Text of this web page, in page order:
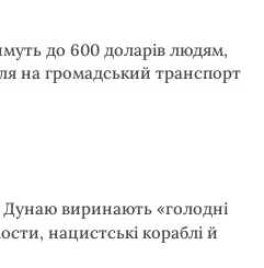
до 600 доларів людям,
на громадський транспорт
Дунаю виринають «голодні
нацистські кораблі й